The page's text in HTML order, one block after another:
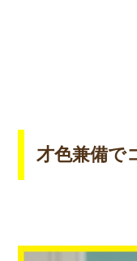
才色兼備で